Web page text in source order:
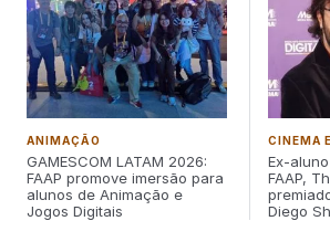
ANIMAÇÃO
GAMESCOM LATAM 2026:
FAAP promove imersão para
alunos de Animação e
Jogos Digitais
CINEMA
Ex-
FAAP,
Diego